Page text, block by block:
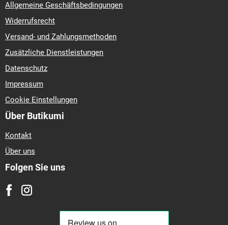
Allgemeine Geschäftsbedingungen
Widerrufsrecht
Versand- und Zahlungsmethoden
Zusätzliche Dienstleistungen
Datenschutz
Impressum
Cookie Einstellungen
Über Butikumi
Kontakt
Über uns
Folgen Sie uns